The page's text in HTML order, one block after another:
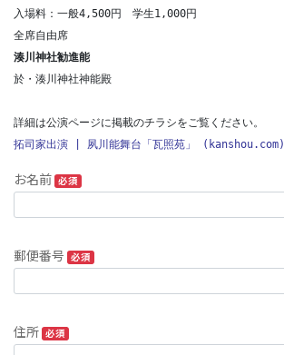
お名前 必須
郵便番号 必須
住所 必須
入場料：一般4,500円　学生1,000円
湊川神社勧進能
於・湊川神社神能殿
拓司家出演 | 夙川能舞台「瓦照苑」 (kanshou.com)